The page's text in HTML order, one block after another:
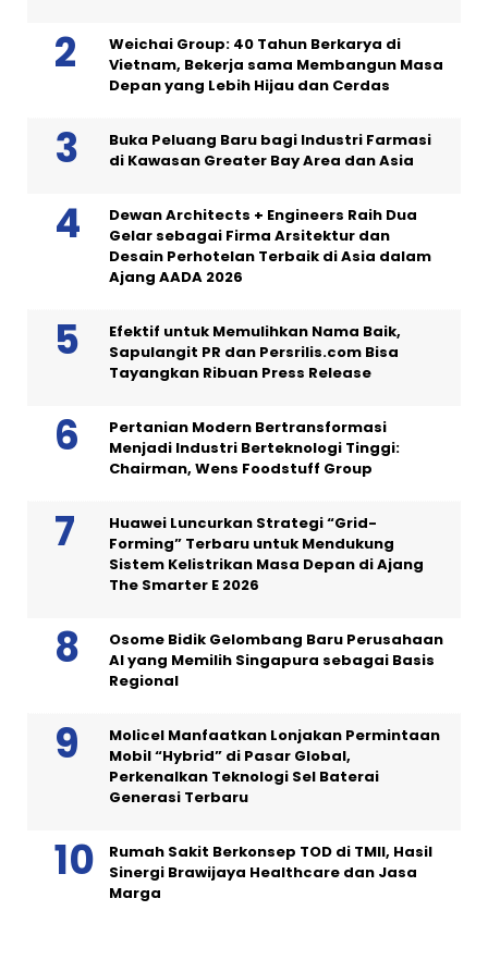
Weichai Group: 40 Tahun Berkarya di
Vietnam, Bekerja sama Membangun Masa
Depan yang Lebih Hijau dan Cerdas
Buka Peluang Baru bagi Industri Farmasi
di Kawasan Greater Bay Area dan Asia
Dewan Architects + Engineers Raih Dua
Gelar sebagai Firma Arsitektur dan
Desain Perhotelan Terbaik di Asia dalam
Ajang AADA 2026
Efektif untuk Memulihkan Nama Baik,
Sapulangit PR dan Persrilis.com Bisa
Tayangkan Ribuan Press Release
Pertanian Modern Bertransformasi
Menjadi Industri Berteknologi Tinggi:
Chairman, Wens Foodstuff Group
Huawei Luncurkan Strategi “Grid-
Forming” Terbaru untuk Mendukung
Sistem Kelistrikan Masa Depan di Ajang
The Smarter E 2026
Osome Bidik Gelombang Baru Perusahaan
AI yang Memilih Singapura sebagai Basis
Regional
Molicel Manfaatkan Lonjakan Permintaan
Mobil “Hybrid” di Pasar Global,
Perkenalkan Teknologi Sel Baterai
Generasi Terbaru
Rumah Sakit Berkonsep TOD di TMII, Hasil
Sinergi Brawijaya Healthcare dan Jasa
Marga